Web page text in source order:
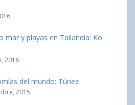
mar y playas en Tailandia: Ko
2016
del mundo: Túnez
2015